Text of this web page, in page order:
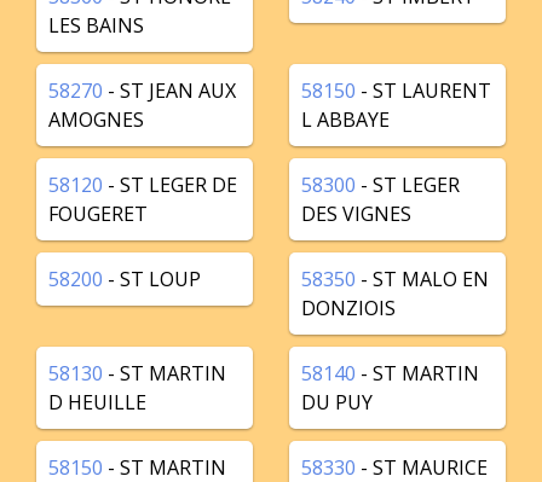
LES BAINS
58270 - ST JEAN AUX
AMOGNES
58150 - ST LAURENT
L ABBAYE
58120 - ST LEGER DE
FOUGERET
58300 - ST LEGER
DES VIGNES
58200 - ST LOUP 58350 - ST MALO EN
DONZIOIS
58130 - ST MARTIN
D HEUILLE
58140 - ST MARTIN
DU PUY
58150 - ST MARTIN
58330 - ST MAURICE